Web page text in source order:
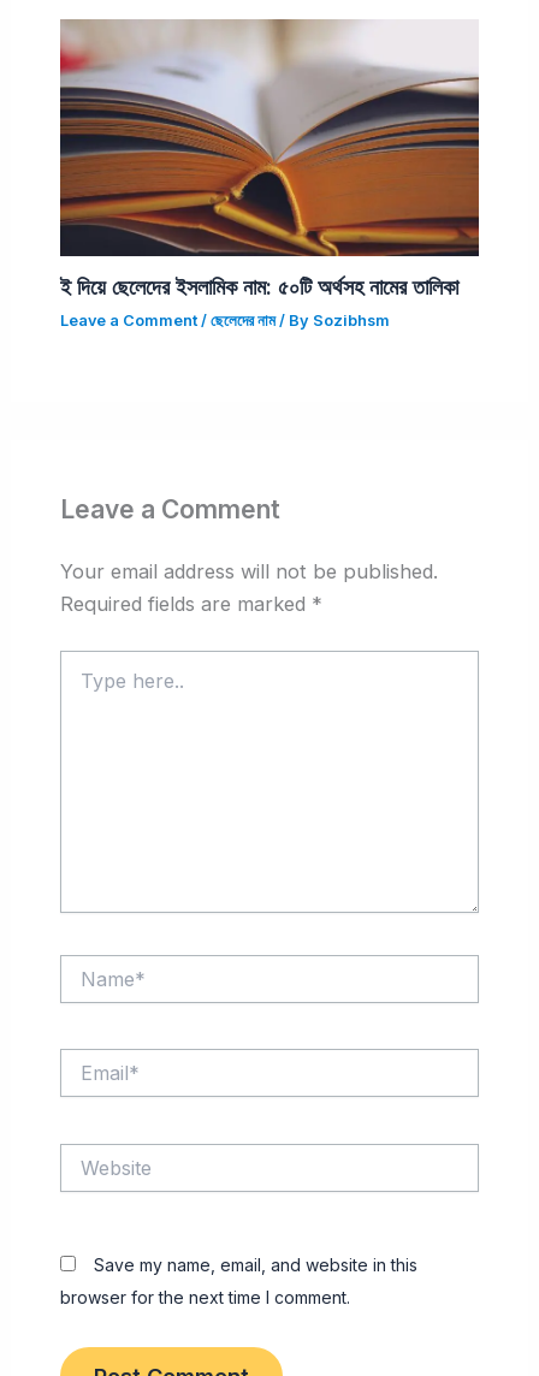
ই দিয়ে ছেলেদের ইসলামিক নাম: ৫০টি অর্থসহ নামের তালিকা
Leave a Comment / ছেলেদের নাম/ By Sozibhsm
Leave a Comment
Your email address will not be published.
Required fields are marked *
here..
Save my name, email, and website in this
browser for the next time I comment.